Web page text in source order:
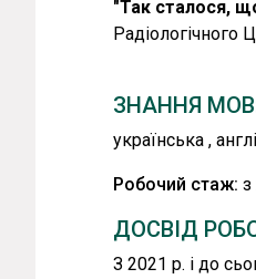
"Так сталося,
Радіологічного
опинився в
непростою
ендоскопістом,
"Ніколи не
направлення,
ЗНАННЯ
українська ,
Робочий стаж: з
ДОСВІД
З 2021 р. і до